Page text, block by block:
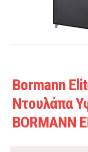
Bormann
Ντουλάπα
BORMANN